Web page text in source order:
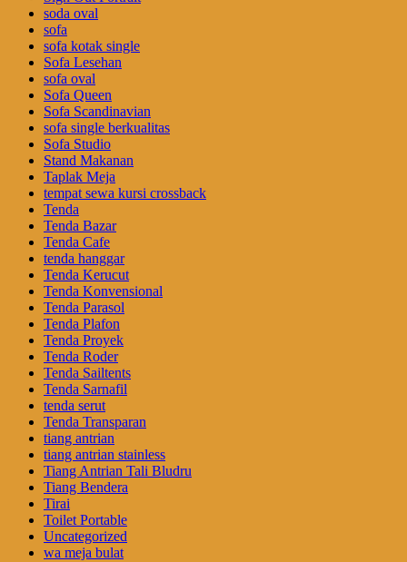
soda oval
sofa
sofa kotak single
Sofa Lesehan
sofa oval
Sofa Queen
Sofa Scandinavian
sofa single berkualitas
Sofa Studio
Stand Makanan
Taplak Meja
tempat sewa kursi crossback
Tenda
Tenda Bazar
Tenda Cafe
tenda hanggar
Tenda Kerucut
Tenda Konvensional
Tenda Parasol
Tenda Plafon
Tenda Proyek
Tenda Roder
Tenda Sailtents
Tenda Sarnafil
tenda serut
Tenda Transparan
tiang antrian
tiang antrian stainless
Tiang Antrian Tali Bludru
Tiang Bendera
Tirai
Toilet Portable
Uncategorized
wa meja bulat